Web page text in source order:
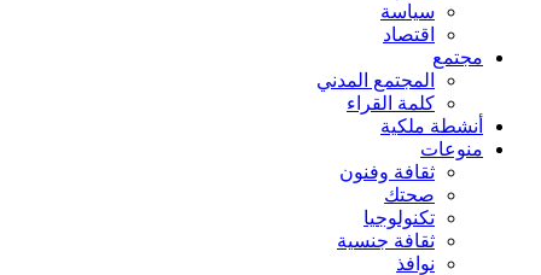
سياسة
اقتصاد
مجتمع
المجتمع المدني
كلمة القراء
أنشطة ملكية
منوعات
ثقافة وفنون
صحتك
تكنولوجيا
ثقافة جنسية
نوافذ